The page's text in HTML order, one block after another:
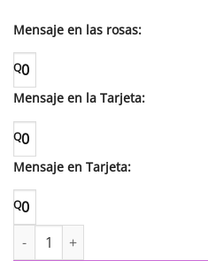
Mensaje en las rosas:
Q0
Mensaje en la Tarjeta:
Q0
Mensaje en Tarjeta:
Q0
Memorias cantidad